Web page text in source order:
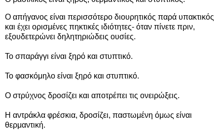
Ο απήγανος είναι περισσότερο διουρητικός παρά υπακτικός
και έχει ορισμένες πηκτικές ιδιότητες- όταν πίνετε πριν,
εξουδετερώνει δηλητηριώδεις ουσίες.
Το σπαράγγι είναι ξηρό και στυπτικό.
Το φασκόμηλο είναι ξηρό και στυπτικό.
Ο στρύχνος δροσίζει και αποτρέπει τις ονειρώξεις.
Η αντράκλα φρέσκια, δροσίζει, παστωμένη όμως είναι
θερμαντική.